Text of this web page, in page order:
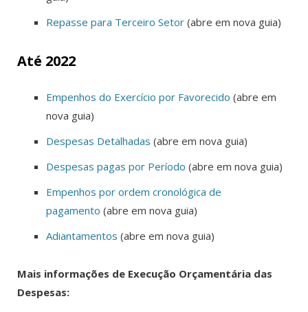
Repasse para Terceiro Setor (abre em nova guia)
Até 2022
Empenhos do Exercício por Favorecido (abre em
nova guia)
Despesas Detalhadas (abre em nova guia)
Despesas pagas por Período (abre em nova guia)
Empenhos por ordem cronológica de
pagamento (abre em nova guia)
Adiantamentos (abre em nova guia)
Mais informações de Execução Orçamentária das
Despesas: